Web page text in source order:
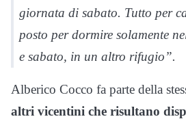
giornata di sabato. Tutto per
posto per dormire solamente
e sabato, in un altro rifugio”.
Alberico Cocco fa parte della
altri vicentini che risultano